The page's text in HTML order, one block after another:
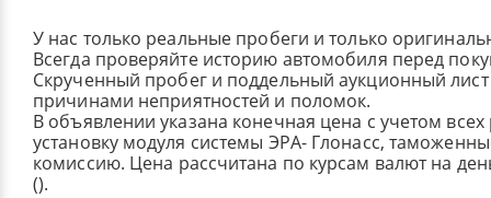
У нас только реальные пробеги и только
Всегда проверяйте историю автомобиля перед
Скрученный пробег и поддельный аукционный лист
причинами неприятностей и поломок.
В объявлении указана конечная цена с учетом
установку модуля системы ЭРА- Глонасс,
комиссию. Цена рассчитана по курсам валют на
().